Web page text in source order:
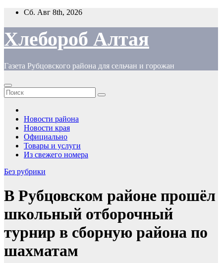
Перейти
содержимому
Сб. Авг 8th, 2026
Хлебороб Алтая
Газета Рубцовского района для сельчан и горожан
Новости района
Новости края
Официально
Товары и услуги
Из свежего номера
Без рубрики
В Рубцовском районе прошёл
школьный отборочный
турнир в сборную района по
шахматам